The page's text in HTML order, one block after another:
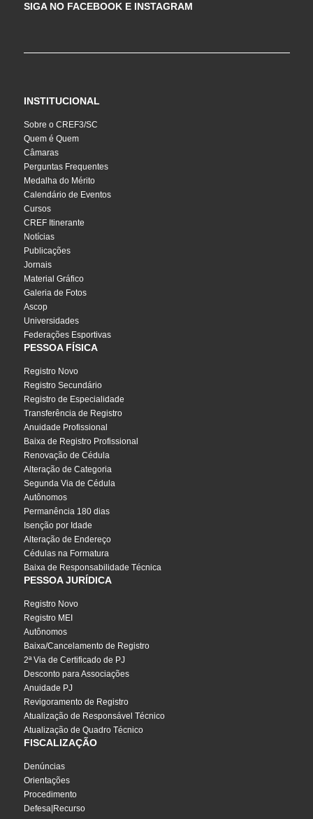
SIGA NO FACEBOOK E INSTAGRAM
INSTITUCIONAL
Sobre o CREF3/SC
Quem é Quem
Câmaras
Perguntas Frequentes
Medalha do Mérito
Calendário de Eventos
Cursos
CREF Itinerante
Notícias
Publicações
Jornais
Material Gráfico
Galeria de Fotos
Ascop
Universidades
Federações Esportivas
PESSOA FÍSICA
Registro Novo
Registro Secundário
Registro de Especialidade
Transferência de Registro
Anuidade Profissional
Baixa de Registro Profissional
Renovação de Cédula
Alteração de Categoria
Segunda Via de Cédula
Autônomos
Permanência 180 dias
Isenção por Idade
Alteração de Endereço
Cédulas na Formatura
Baixa de Responsabilidade Técnica
PESSOA JURÍDICA
Registro Novo
Registro MEI
Autônomos
Baixa/Cancelamento de Registro
2ª Via de Certificado de PJ
Desconto para Associações
Anuidade PJ
Revigoramento de Registro
Atualização de Responsável Técnico
Atualização de Quadro Técnico
FISCALIZAÇÃO
Denúncias
Orientações
Procedimento
Defesa|Recurso